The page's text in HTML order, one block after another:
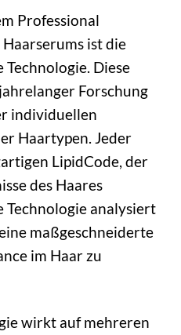
Professional
ist die
Diese
Forschung
individuellen
Haartypen. Jeder
LipidCode, der
des Haares
Technologie analysiert
maßgeschneiderte
im Haar zu
wirkt auf mehreren